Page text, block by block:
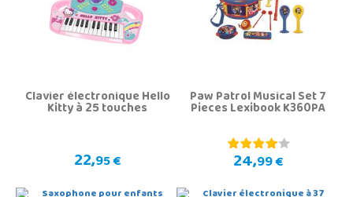
Clavier électronique Hello
Kitty à 25 touches
22,95 €
Paw Patrol Musical Set 7
Pieces Lexibook K360PA
24,99 €